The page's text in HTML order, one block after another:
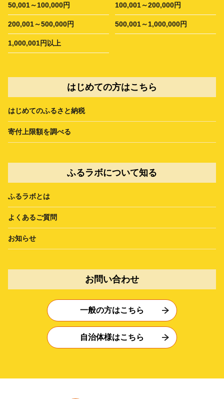
50,001～100,000円 100,001～200,000円
200,001～500,000円 500,001～1,000,000円
1,000,001円以上
はじめての方はこちら
はじめてのふるさと納税
寄付上限額を調べる
ふるラボについて知る
ふるラボとは
よくあるご質問
お知らせ
お問い合わせ
一般の方はこちら
自治体様はこちら